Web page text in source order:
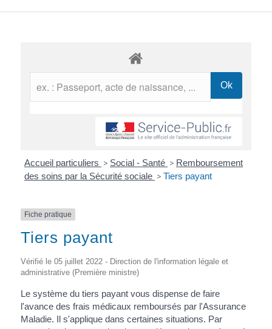
Accueil particuliers > Social - Santé > Remboursement
des soins par la Sécurité sociale > Tiers payant
Fiche pratique
Tiers payant
Vérifié le 05 juillet 2022 - Direction de l'information légale et
administrative (Première ministre)
Le système du tiers payant vous dispense de faire
l'avance des frais médicaux remboursés par l'Assurance
Maladie. Il s'applique dans certaines situations. Par